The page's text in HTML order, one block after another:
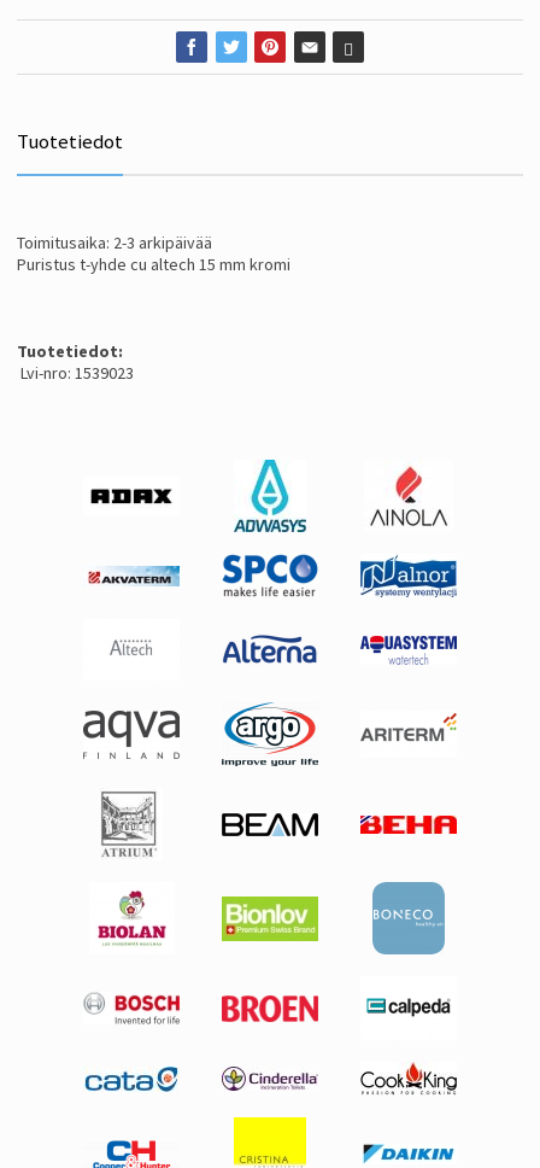
Tuotetiedot
Toimitusaika: 2-3 arkipäivää
Puristus t-yhde cu altech 15 mm kromi
Tuotetiedot:
Lvi-nro: 1539023